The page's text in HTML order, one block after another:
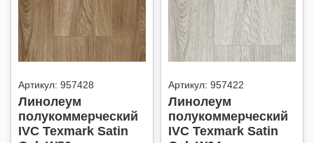
Артикул: 957428
Линолеум
полукоммерческий
IVC Texmark Satin
Артикул: 957422
Линолеум
полукоммерческий
IVC Texmark Satin